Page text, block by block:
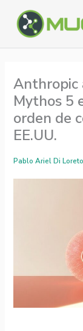
contenido
Anthropic
Mythos 5
orden de
EE.UU.
Pablo Ariel Di Loreto